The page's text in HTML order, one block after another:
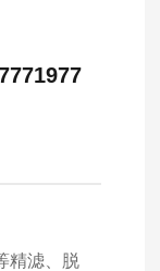
精滤、脱